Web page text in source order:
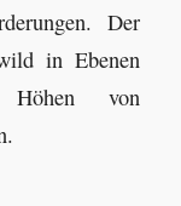
Der
in Ebenen
von